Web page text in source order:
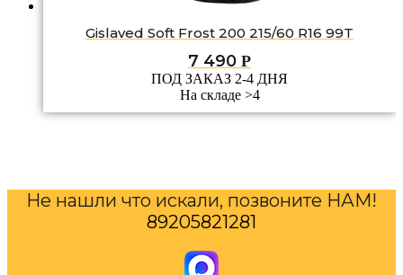
Gislaved Soft Frost 200 215/60 R16 99T
7 490 Р
ПОД ЗАКАЗ 2-4 ДНЯ
На складе >4
Не нашли что искали, позвоните НАМ!
89205821281